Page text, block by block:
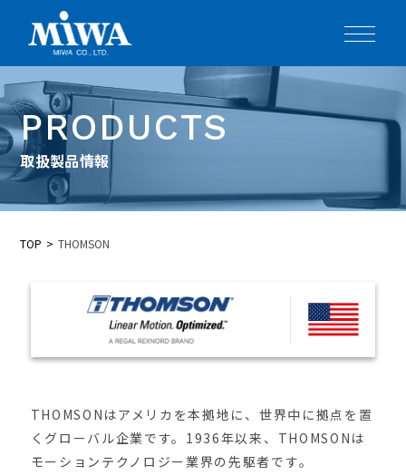
PRODUCTS
取扱製品情報
TOP THOMSON
THOMSONはアメリカを本拠地に、世界中に拠点を置
くグローバル企業です。1936年以来、THOMSONは
モーションテクノロジー業界の先駆者です。